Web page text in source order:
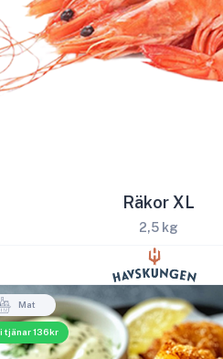
Räkor XL
2,5 kg
tjänar 136kr
Mat